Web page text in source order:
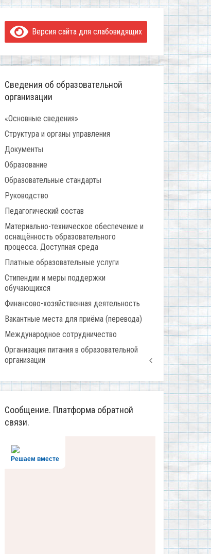
Версия сайта для слабовидящих
Сведения об образовательной
организации
«Основные сведения»
Структура и органы управления
Документы
Образование
Образовательные стандарты
Руководство
Педагогический состав
Материально-техническое обеспечение и
оснащённость образовательного
процесса. Доступная среда
Платные образовательные услуги
Стипендии и меры поддержки
обучающихся
Финансово-хозяйственная деятельность
Вакантные места для приёма (перевода)
Международное сотрудничество
Организация питания в образовательной
организации
Сообщение. Платформа обратной
связи.
Решаем вместе